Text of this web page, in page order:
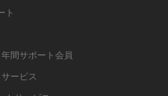
ト
間サポート会員
ービス